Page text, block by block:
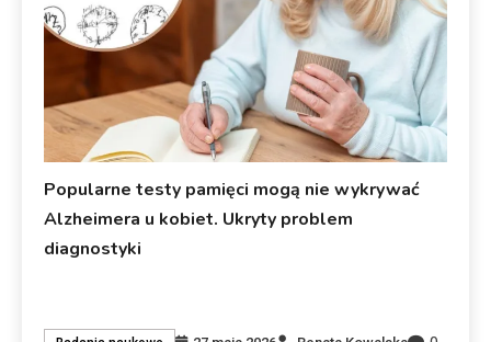
Popularne testy pamięci mogą nie wykrywać
Alzheimera u kobiet. Ukryty problem
diagnostyki